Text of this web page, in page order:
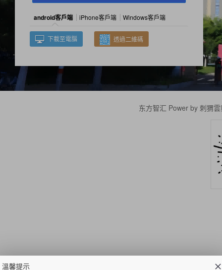
android客戶端 iPhone客戶端 Windows客戶端
下載至電腦 透過二維碼
东方智汇 Power by 刺猬
溫馨提示